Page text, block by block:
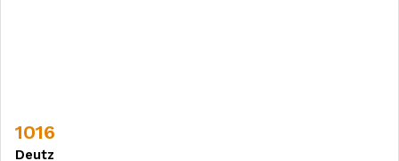
1016
Deutz